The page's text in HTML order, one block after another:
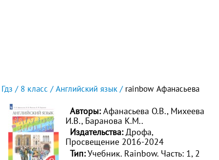
Гдз 8 класс Английский язык rainbow Афанасьева
Авторы:Афанасьева О.В., Михеева
И.В., Баранова К.М..
Издательства:Дрофа,
Просвещение 2016-2024
Тип:Учебник. Rainbow. Часть: 1, 2